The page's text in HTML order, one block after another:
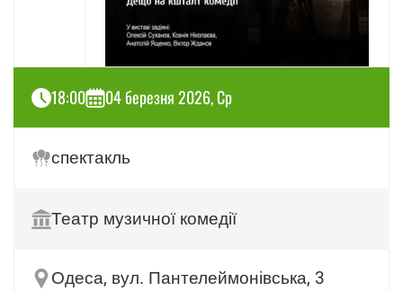
18:00 04 березня 2026, Ср
спектакль
Театр музичної комедії
Одеса, вул. Пантелеймонівська, 3